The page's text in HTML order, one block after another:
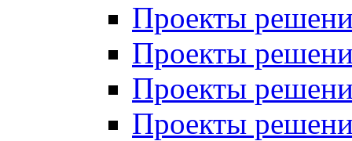
Проекты
Проекты
Проекты
Проекты